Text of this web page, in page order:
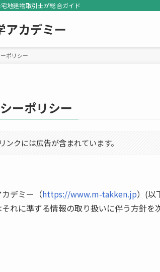
地建物取引士が総合ガイド
アカデミー
ポリシー
ーポリシー
ンクには広告が含まれています。
デミー（https://www.m-takken.jp）(以
れに準ずる情報の取り扱いに伴う方針を